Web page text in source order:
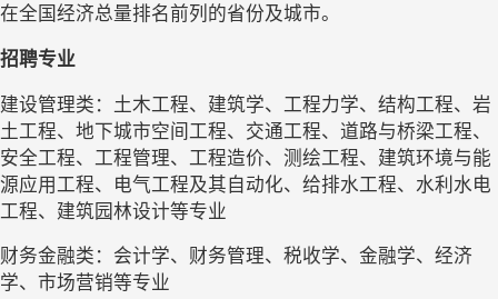
在全国经济总量排名前列的省份及城市。
招聘专业
建设管理类：土木工程、建筑学、工程力学、结构工程、岩
土工程、地下城市空间工程、交通工程、道路与桥梁工程、
安全工程、工程管理、工程造价、测绘工程、建筑环境与能
源应用工程、电气工程及其自动化、给排水工程、水利水电
工程、建筑园林设计等专业
财务金融类：会计学、财务管理、税收学、金融学、经济
学、市场营销等专业